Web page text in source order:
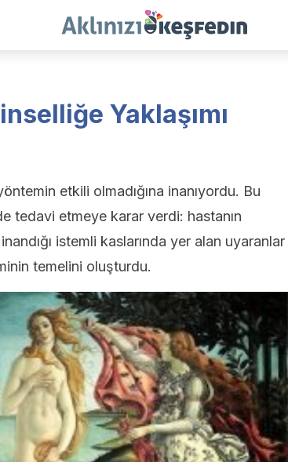
Yaklaşımı
etkili olmadığına inanıyordu. Bu
tedavi etmeye karar verdi: hastanın
istemli kaslarında yer alan uyaranlar
temelini oluşturdu.